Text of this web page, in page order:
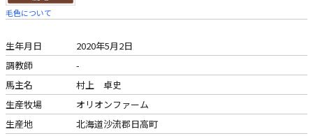
毛色について
生年月日
2020年5月2日
調教師
-
馬主名
村上 卓史
生産牧場
オリオンファーム
生産地
北海道沙流郡日高町